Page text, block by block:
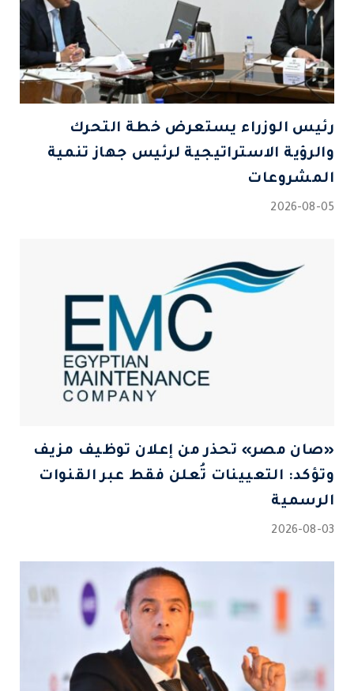
رئيس الوزراء يستعرض خطة التحرك
والرؤية الاستراتيجية لرئيس جهاز تنمية
المشروعات
2026-08-05
«صان مصر» تحذر من إعلان توظيف مزيف
وتؤكد: التعيينات تُعلن فقط عبر القنوات
الرسمية
2026-08-03